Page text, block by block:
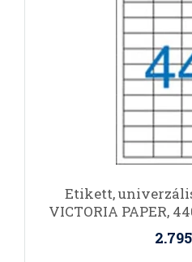
Etikett,
VICTORIA PAPER,